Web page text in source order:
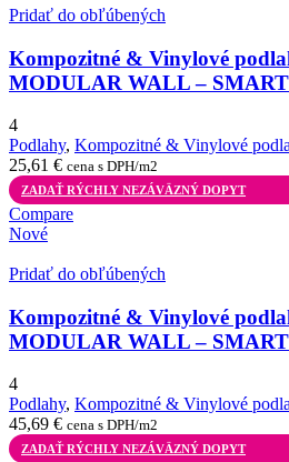
Pridať do obľúbených
Kompozitné & Vinylové
MODULAR WALL –
4
Podlahy, Kompozitné & Vinylové
25,61 € cena s DPH/m2
ZADAŤ RÝCHLY NEZÁVÄZNÝ DOPYT
Compare
Nové
Pridať do obľúbených
Kompozitné & Vinylové
MODULAR WALL – SMART
4
Podlahy, Kompozitné & Vinylové
45,69 € cena s DPH/m2
ZADAŤ RÝCHLY NEZÁVÄZNÝ DOPYT